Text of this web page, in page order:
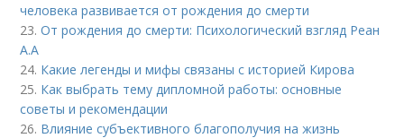
человека развивается от рождения до смерти
23.От рождения до смерти: Психологический взгляд Реан
А.А
24. Какие легенды и мифы связаны с историей Кирова
25. Как выбрать тему дипломной работы: основные
советы и рекомендации
26. Влияние субъективного благополучия на жизнь